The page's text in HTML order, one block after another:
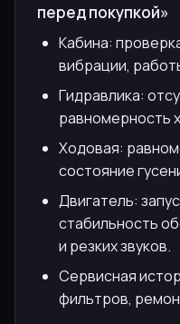
перед покупкой»
Кабина:
вибрации,
Гидравлика:
равномерность
Ходовая:
состояние
Двигатель:
стабильность
и резких звуков.
Сервисная
фильтров,